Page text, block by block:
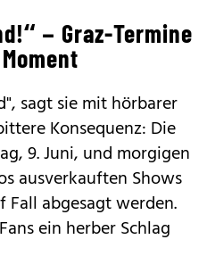
– Graz-Termine
sagt sie mit hörbarer
Konsequenz: Die
9. Juni, und morgigen
ausverkauften Shows
Fall abgesagt werden.
ein herber Schlag